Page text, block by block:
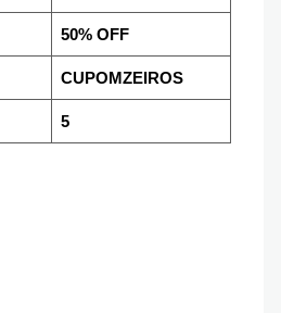
50% OFF
CUPOMZEIROS
5